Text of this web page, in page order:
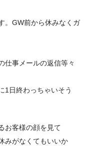
。GW前から休みなくガ
仕事メールの返信等々
1日終わっちゃいそう
お客様の顔を見て
みがなくてもいいか